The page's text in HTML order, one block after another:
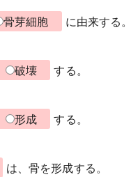
骨芽細胞
に由来する。
破壊
する。
形成
する。
は、骨を形成する。